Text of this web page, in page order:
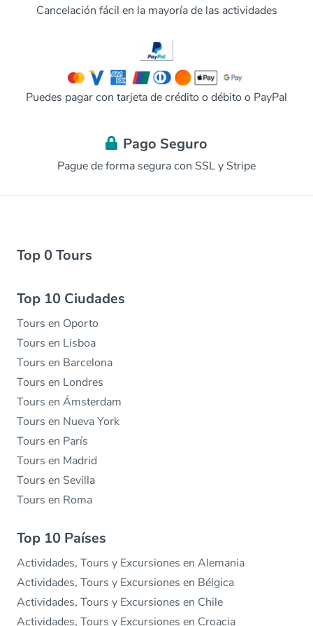
Cancelación fácil en la mayoría de las actividades
Puedes pagar con tarjeta de crédito o débito o PayPal
Pago Seguro
Pague de forma segura con SSL y Stripe
Top 0 Tours
Top 10 Ciudades
Tours en Oporto
Tours en Lisboa
Tours en Barcelona
Tours en Londres
Tours en Ámsterdam
Tours en Nueva York
Tours en París
Tours en Madrid
Tours en Sevilla
Tours en Roma
Top 10 Países
Actividades, Tours y Excursiones en Alemania
Actividades, Tours y Excursiones en Bélgica
Actividades, Tours y Excursiones en Chile
Actividades, Tours y Excursiones en Croacia